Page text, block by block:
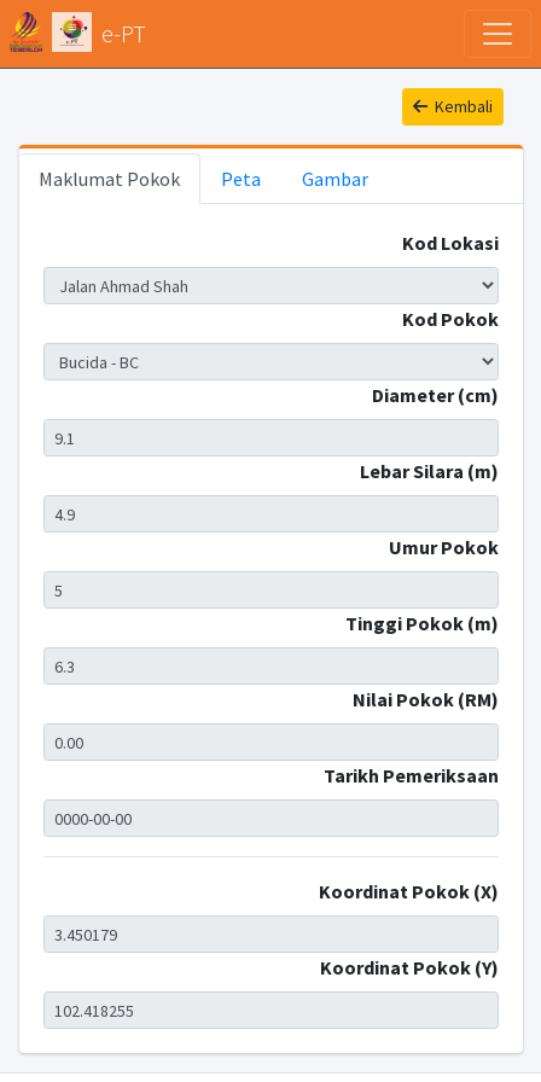
e-PT
Kembali
Maklumat Pokok Peta Gambar
Kod Lokasi
Kod Pokok
Diameter (cm)
Lebar Silara (m)
Umur Pokok
Tinggi Pokok (m)
Nilai Pokok (RM)
Tarikh Pemeriksaan
Koordinat Pokok (X)
Koordinat Pokok (Y)